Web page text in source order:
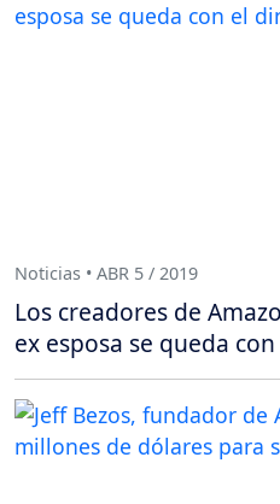
Noticias • ABR 5 / 2019
Los creadores de
ex esposa se queda